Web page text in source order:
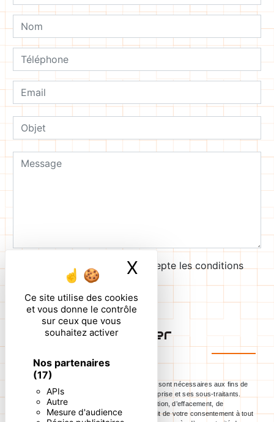
Ce site utilise des cookies
et vous donne le contrôle
sur ceux que vous
souhaitez activer
Nos partenaires
(17)
APIs
Autre
Mesure d'audience
X Masquer le
En cochant cette case, j'accepte les conditions
particulières ci-dessous **
Envoyer
** Les données personnelles communiquées sont nécessaires aux fins de
vous contacter. Elles sont destinées à l'entreprise et ses sous-traitants.
Vous disposez de droits d’accès, de rectification, d’effacement, de
portabilité, de limitation, d’opposition, de retrait de votre consentement à tout